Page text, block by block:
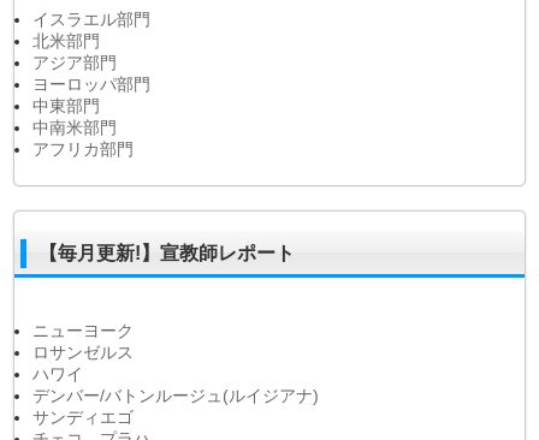
イスラエル部門
北米部門
アジア部門
ヨーロッパ部門
中東部門
中南米部門
アフリカ部門
【毎月更新!】宣教師レポート
ニューヨーク
ロサンゼルス
ハワイ
デンバー/バトンルージュ(ルイジアナ)
サンディエゴ